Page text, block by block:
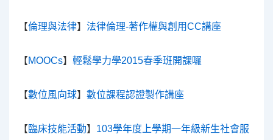
【倫理與法律】 法律倫理-著作權與創用CC講座
【MOOCs】 輕鬆學力學2015春季班開課囉
【數位風向球】 數位課程認證製作講座
【臨床技能活動】 103學年度上學期一年級新生社會服